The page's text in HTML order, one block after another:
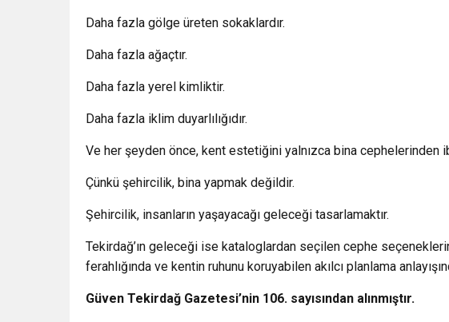
Daha fazla gölge üreten sokaklardır.
Daha fazla ağaçtır.
Daha fazla yerel kimliktir.
Daha fazla iklim duyarlılığıdır.
Ve her şeyden önce, kent estetiğini yalnızca bina cephelerinden
Çünkü şehircilik, bina yapmak değildir.
Şehircilik, insanların yaşayacağı geleceği tasarlamaktır.
Tekirdağ’ın geleceği ise kataloglardan seçilen cephe
ferahlığında ve kentin ruhunu koruyabilen akılcı planlama
Güven Tekirdağ Gazetesi’nin 106. sayısından alınmıştır.